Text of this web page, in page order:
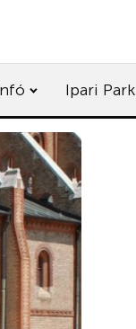
Ipari Park